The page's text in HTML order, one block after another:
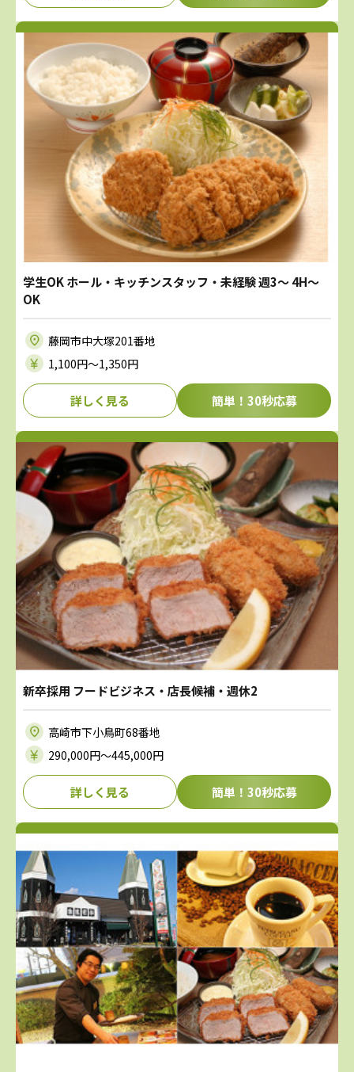
学生OK ホール・キッチンスタッフ・未経験 週3～ 4H～
OK
藤岡市中大塚201番地
1,100円〜1,350円
詳しく見る 簡単！30秒応募
新卒採用 フードビジネス・店長候補・週休2
高崎市下小鳥町68番地
290,000円〜445,000円
詳しく見る 簡単！30秒応募